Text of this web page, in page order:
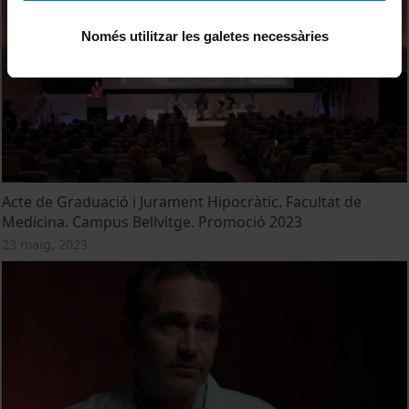
Només utilitzar les galetes necessàries
Acte de Graduació i Jurament Hipocràtic. Facultat de
Medicina. Campus Bellvitge. Promoció 2023
23 maig, 2023